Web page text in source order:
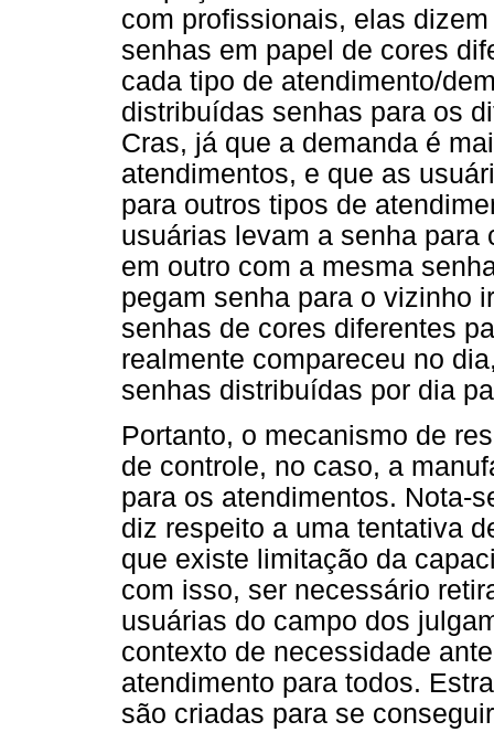
com profissionais, elas
senhas em papel de cores
cada tipo de atendimento/
distribuídas senhas para os
Cras, já que a demanda é
atendimentos, e que as
para outros tipos de
usuárias levam a senha para
em outro com a mesma
pegam senha para o vizinho
senhas de cores diferentes
realmente compareceu no
senhas distribuídas por dia
Portanto, o mecanismo de
de controle, no caso, a
para os atendimentos. Nota-
diz respeito a uma tentativa
que existe limitação da
com isso, ser necessário
usuárias do campo dos
contexto de necessidade
atendimento para todos.
são criadas para se